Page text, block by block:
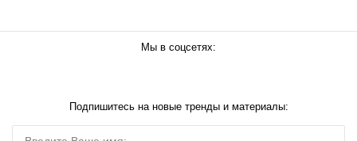
Мы в соцсетях:
Подпишитесь на новые тренды и материалы: